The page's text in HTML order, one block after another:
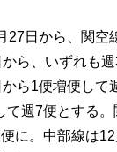
日から、関空
ら、いずれも
ら1便増便して
て週7便とする
に。中部線は